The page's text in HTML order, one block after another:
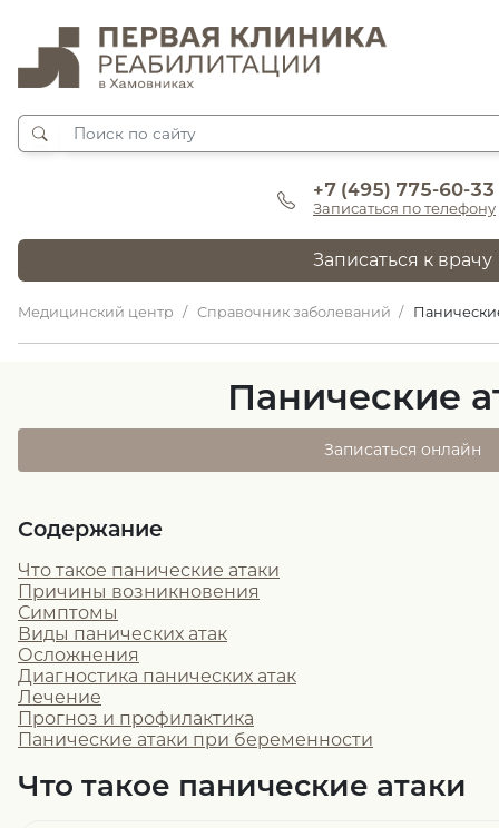
+7 (495) 775-60-33
Записаться по телефону
Записаться к врачу
Медицинский центр Справочник заболеваний
Панические
Записаться онлайн
Содержание
Что такое панические атаки
Причины возникновения
Симптомы
Виды панических атак
Осложнения
Диагностика панических атак
Лечение
Прогноз и профилактика
Панические атаки при беременности
Что такое панические атаки